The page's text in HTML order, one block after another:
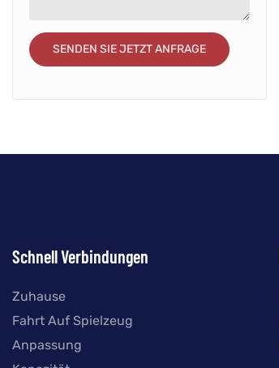
SENDEN SIE JETZT ANFRAGE
Schnell Verbindungen
Zuhause
Fahrt Auf Spielzeug
Anpassung